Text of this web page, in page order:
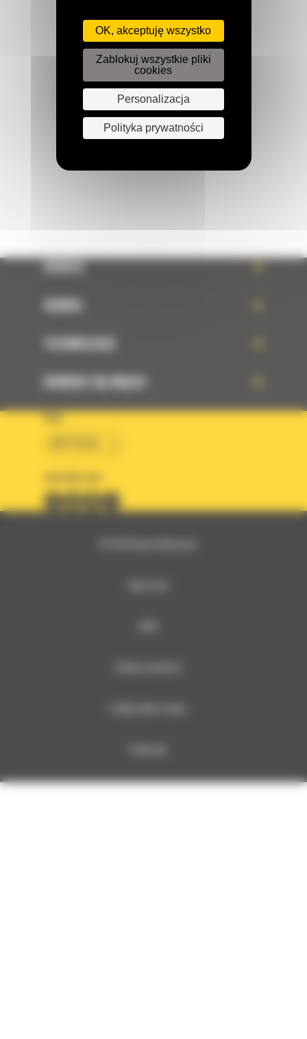
Zadzwoń do nas
122 100 122
Napisz do nas
OFERTA
SERWIS
TECHNOLOGIE
DOWIEDZ SIĘ WIĘCEJ
KRAJ
OK, akceptuję wszystko
Zablokuj wszystkie pliki
cookies
Personalizacja
Polityka prywatności